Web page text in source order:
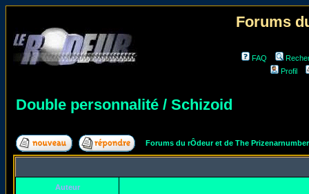
Forums
FAQ
Profil
Double personnalité / Schizoid
Forums du rÔdeur et de The
Auteur